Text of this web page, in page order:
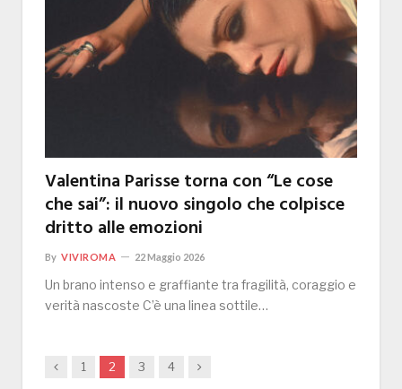
Valentina Parisse torna con “Le cose
che sai”: il nuovo singolo che colpisce
dritto alle emozioni
By VIVIROMA 22 Maggio 2026
Un brano intenso e graffiante tra fragilità, coraggio e
verità nascoste C’è una linea sottile…
Previous
1 2 3 4 Next